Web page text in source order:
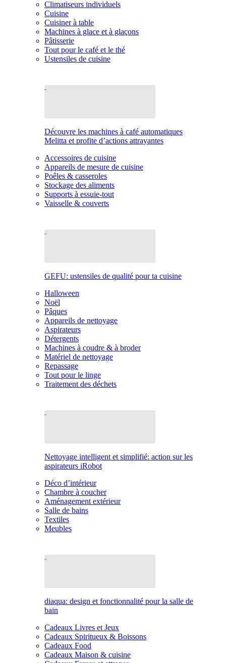
Climatiseurs individuels
Cuisine
Cuisiner à table
Machines à glace et à glaçons
Pâtisserie
Tout pour le café et le thé
Ustensiles de cuisine
Découvre les machines à café automatiques
Melitta et profite d’actions attrayantes
Accessoires de cuisine
Appareils de mesure de cuisine
Poêles & casseroles
Stockage des aliments
Supports à essuie-tout
Vaisselle & couverts
GEFU: ustensiles de qualité pour ta cuisine
Halloween
Noël
Pâques
Appareils de nettoyage
Aspirateurs
Détergents
Machines à coudre & à broder
Matériel de nettoyage
Repassage
Tout pour le linge
Traitement des déchets
Nettoyage intelligent et simplifié: action sur les
aspirateurs iRobot
Déco d’intérieur
Chambre à coucher
Aménagement extérieur
Salle de bains
Textiles
Meubles
diaqua: design et fonctionnalité pour la salle de
bain
Cadeaux Livres et Jeux
Cadeaux Spiritueux & Boissons
Cadeaux Food
Cadeaux Maison & cuisine